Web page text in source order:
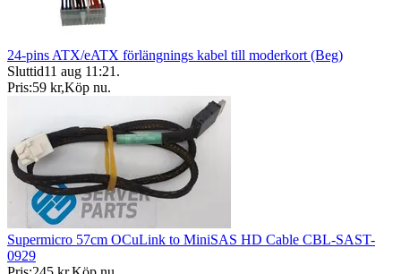
24-pins ATX/eATX förlängnings kabel till moderkort (Beg)
Sluttid11 aug 11:21 .
Pris:59 kr,Köp nu.
Supermicro 57cm OCuLink to MiniSAS HD Cable CBL-SAST-
0929